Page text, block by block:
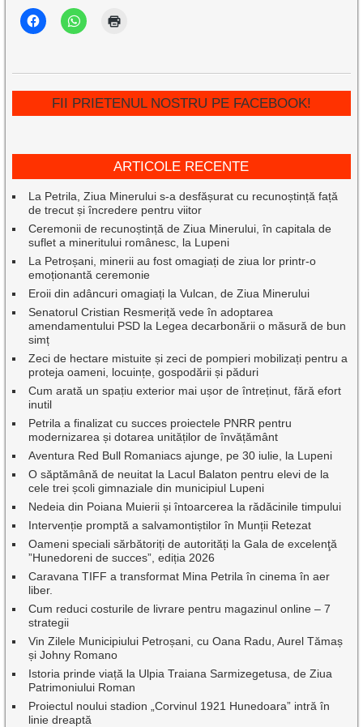
FII PRIETENUL NOSTRU PE FACEBOOK!
ARTICOLE RECENTE
La Petrila, Ziua Minerului s-a desfășurat cu recunoștință față
de trecut și încredere pentru viitor
Ceremonii de recunoștință de Ziua Minerului, în capitala de
suflet a mineritului românesc, la Lupeni
La Petroșani, minerii au fost omagiați de ziua lor printr-o
emoționantă ceremonie
Eroii din adâncuri omagiați la Vulcan, de Ziua Minerului
Senatorul Cristian Resmeriță vede în adoptarea
amendamentului PSD la Legea decarbonării o măsură de bun
simț
Zeci de hectare mistuite și zeci de pompieri mobilizați pentru a
proteja oameni, locuințe, gospodării și păduri
Cum arată un spațiu exterior mai ușor de întreținut, fără efort
inutil
Petrila a finalizat cu succes proiectele PNRR pentru
modernizarea și dotarea unităților de învățământ
Aventura Red Bull Romaniacs ajunge, pe 30 iulie, la Lupeni
O săptămână de neuitat la Lacul Balaton pentru elevi de la
cele trei școli gimnaziale din municipiul Lupeni
Nedeia din Poiana Muierii și întoarcerea la rădăcinile timpului
Intervenție promptă a salvamontiștilor în Munții Retezat
Oameni speciali sărbătoriți de autorități la Gala de excelenţă
”Hunedoreni de succes”, ediția 2026
Caravana TIFF a transformat Mina Petrila în cinema în aer
liber.
Cum reduci costurile de livrare pentru magazinul online – 7
strategii
Vin Zilele Municipiului Petroșani, cu Oana Radu, Aurel Tămaș
și Johny Romano
Istoria prinde viață la Ulpia Traiana Sarmizegetusa, de Ziua
Patrimoniului Roman
Proiectul noului stadion „Corvinul 1921 Hunedoara” intră în
linie dreaptă